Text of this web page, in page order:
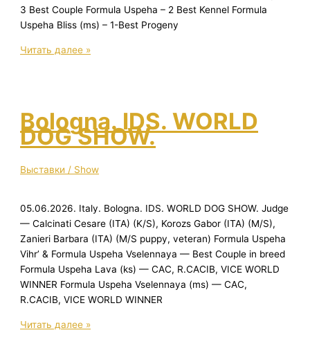
3 Best Couple Formula Uspeha – 2 Best Kennel Formula
Uspeha Bliss (ms) – 1-Best Progeny
NDS
Читать далее »
Bologna. IDS. WORLD
DOG SHOW.
Выставки / Show
05.06.2026. Italy. Bologna. IDS. WORLD DOG SHOW. Judge
— Calcinati Cesare (ITA) (K/S), Korozs Gabor (ITA) (M/S),
Zanieri Barbara (ITA) (M/S puppy, veteran) Formula Uspeha
Vihr’ & Formula Uspeha Vselennaya — Best Couple in breed
Formula Uspeha Lava (ks) — CAC, R.CACIB, VICE WORLD
WINNER Formula Uspeha Vselennaya (ms) — CAC,
R.CACIB, VICE WORLD WINNER
Bologna.
Читать далее »